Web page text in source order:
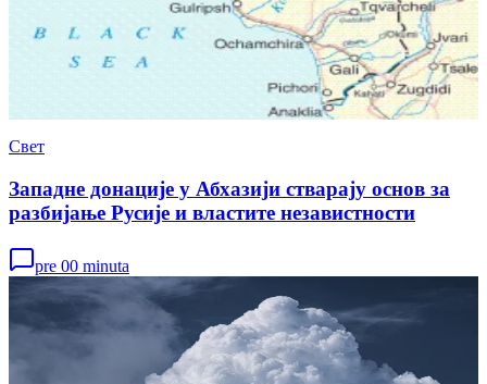
Свет
Западне донације у Абхазији стварају основ за
разбијање Русије и властите независтности
pre 00 minuta